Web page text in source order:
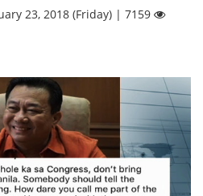
23, 2018 (Friday) | 7159